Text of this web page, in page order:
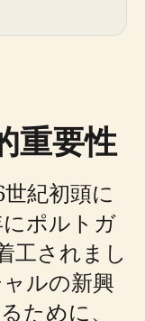
重要性
紀初頭に
ポルトガ
工されまし
ルの新興
ために、